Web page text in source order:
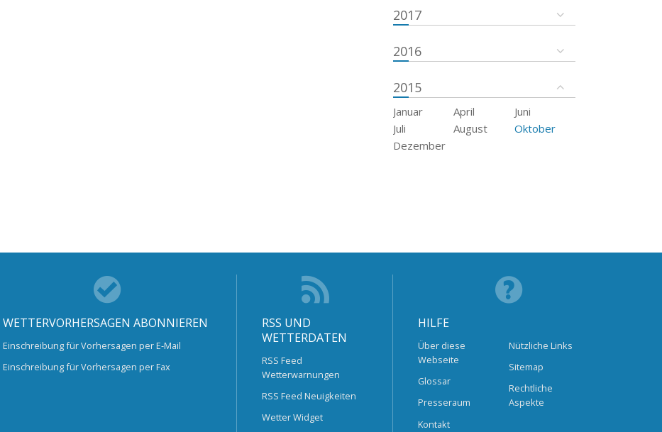
2017
2016
2015
Januar April
Juni
Juli
August
Oktober
Dezember
WETTERVORHERSAGEN ABONNIEREN
Einschreibung für Vorhersagen per E-Mail
Einschreibung für Vorhersagen per Fax
RSS UND
WETTERDATEN
RSS Feed
Wetterwarnungen
RSS Feed Neuigkeiten
Wetter Widget
HILFE
Über diese
Webseite
Glossar
Presseraum
Kontakt
Nützliche Links
Sitemap
Rechtliche
Aspekte